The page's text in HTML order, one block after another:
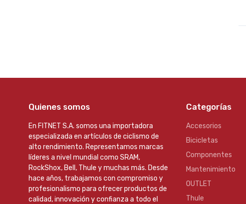
Quienes somos
En FITNET S.A. somos una importadora
especializada en artículos de ciclismo de
alto rendimiento. Representamos marcas
líderes a nivel mundial como SRAM,
RockShox, Bell, Thule y muchas más. Desde
hace años, trabajamos con compromiso y
profesionalismo para ofrecer productos de
calidad, innovación y confianza a todo el
Categorías
Accesorios
Bicicletas
Componentes
Mantenimiento
OUTLET
Thule